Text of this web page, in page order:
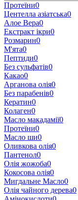
Протеїни0
Центелла азіатська0
Алое Вера0
Екстракт ікри0
Розмарин0
М'ята0
Пептиди0
Без сульфатів0
Какао0
Арганова олія0
Без парабенів0
Кератин0
Колаген0
Масло макадамії0
Протеїни0
Масло ши0
Оливкова олія0
Пантенол0
Олія жожоба0
Кокосова олія0
Мигдальне Масло0
Олія чайного дерева0